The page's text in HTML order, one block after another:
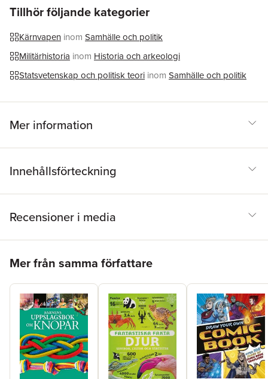
counter-nuclear terrorism. Particular attention will be given to
problems likely to be encountered when Iran assumes the
chairmanship of NAM in 2012 and how these difficulties can
best be mitigated in the lead up to the next NPT Review
Conference.
Tillhör följande kategorier
Kärnvapen inom Samhälle och politik
Militärhistoria inom Historia och arkeologi
Statsvetenskap och politisk teori inom Samhälle och politik
Mer information
Innehållsförteckning
Recensioner i media
Mer från samma författare